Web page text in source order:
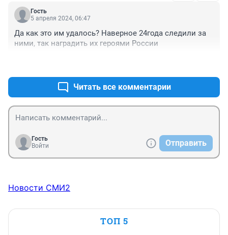
И как это так получилось....НЕЛЕГАЛЫ НА СТОЙКЕ....
Гость
5 апреля 2024, 06:47
Да как это им удалось? Наверное 24года следили за
ними, так наградить их героями России
Читать все комментарии
Гость
Войти
Отправить
Новости СМИ2
ТОП 5